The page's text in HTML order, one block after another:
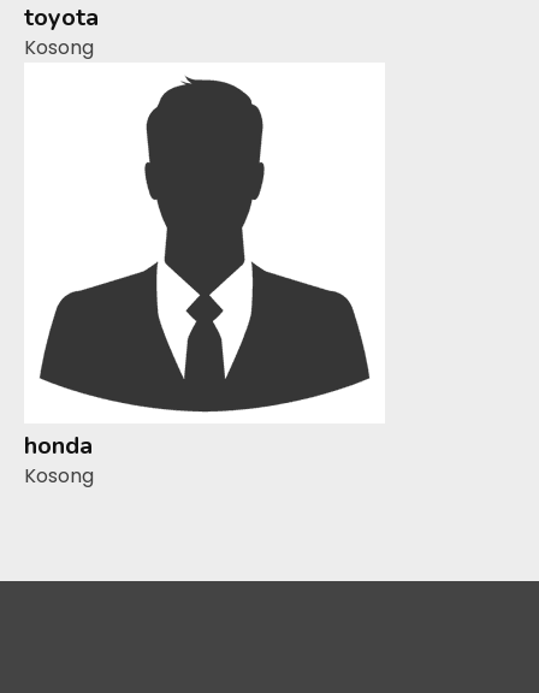
toyota
Kosong
honda
Kosong